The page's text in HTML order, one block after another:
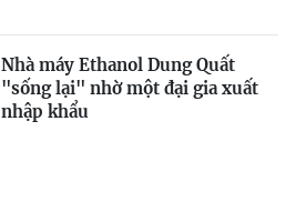
Nhà máy Ethanol Dung Quất
"sống lại" nhờ một đại gia xuất
nhập khẩu